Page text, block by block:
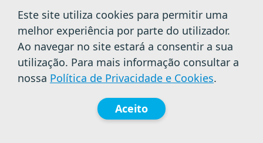
devidamente publicitadas neste Sítio de
internet. Caso o titular dos dados necessite
de algum esclarecimento adicional, pode
contactar a MOBI.E por e-mail para o
endereçogeral@mobie.pt.
Lisboa, 10 de novembro de 2020
Este site utiliza cookies para permitir uma
melhor experiência por parte do utilizador.
Ao navegar no site estará a consentir a sua
utilização. Para mais informação consultar a
nossa Política de Privacidade e Cookies.
Aceito